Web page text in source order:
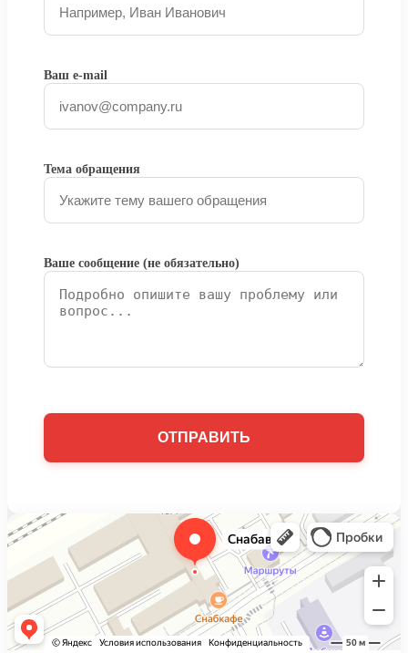
Ваш e-mail
Тема обращения
Ваше сообщение (не обязательно)